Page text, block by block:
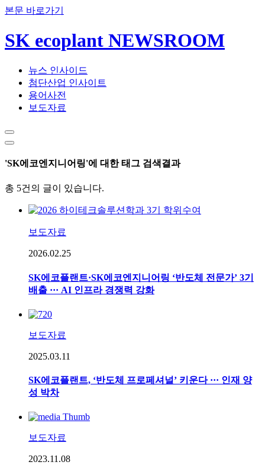
본문 바로가기
SK ecoplant NEWSROOM
뉴스 인사이드
첨단산업 인사이트
용어사전
보도자료
'SK에코엔지니어링'에 대한 태그 검색결과
총 5건의 글이 있습니다.
보도자료
2026.02.25
SK에코플랜트·SK에코엔지니어링 ‘반도체 전문가’ 3기
배출 ··· AI 인프라 경쟁력 강화
보도자료
2025.03.11
SK에코플랜트, ‘반도체 프로페셔널’ 키운다 ··· 인재 양
성 박차
보도자료
2023.11.08